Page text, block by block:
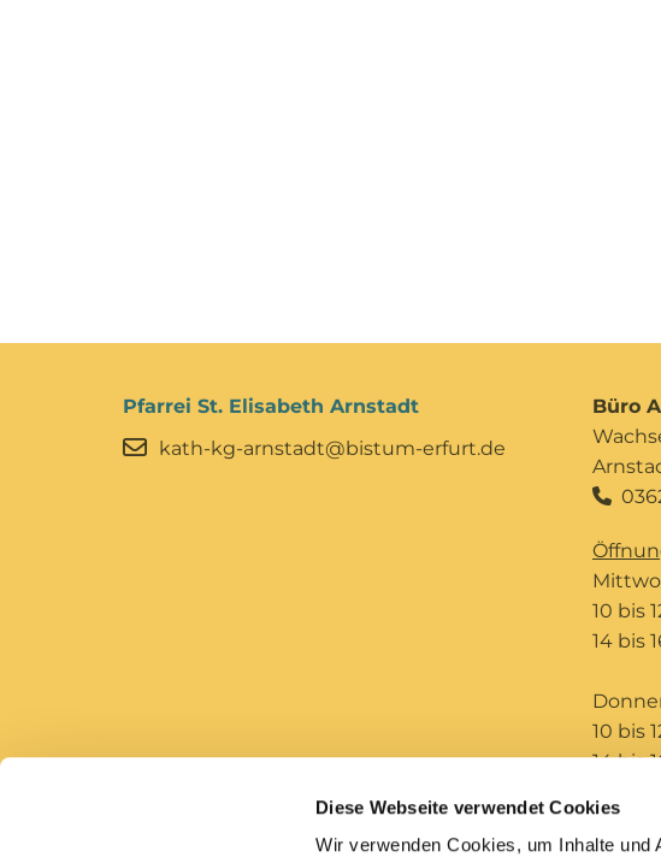
Diese Webseite verwendet Cookies
Wir verwenden Cookies, um Inhalte
Pfarrei St. Elisabeth Arnstadt
kath-kg-arnstadt@bistum-erfurt.de
Büro

10 bis
14 bis
10 bis
14 bis
Caritas Erfurt